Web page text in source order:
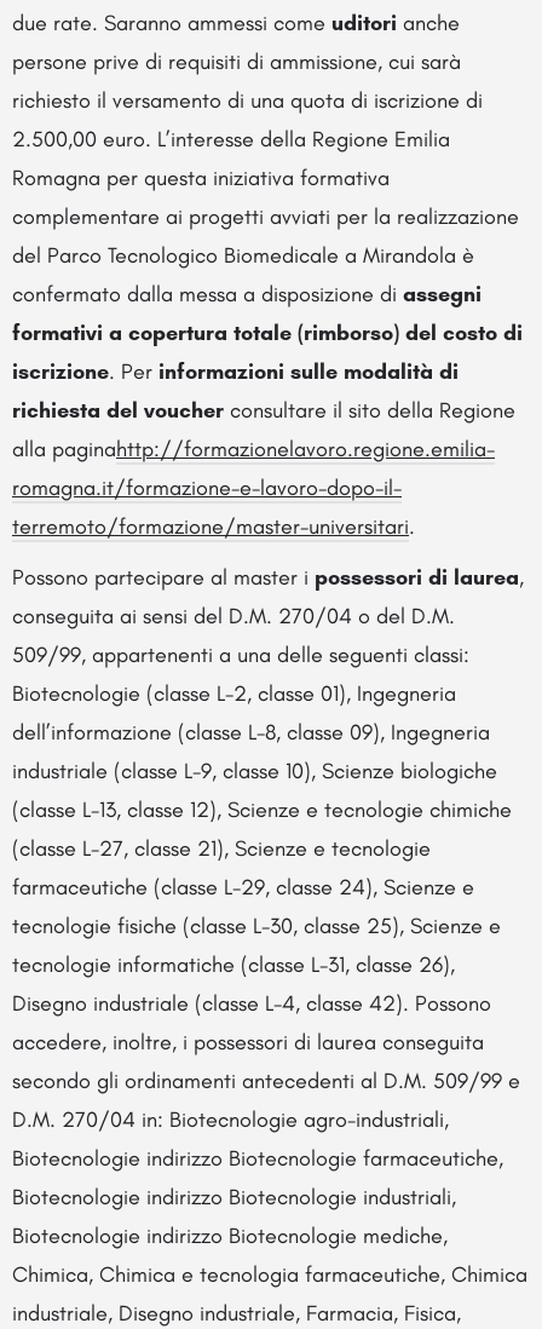
due rate. Saranno ammessi come uditori anche
persone prive di requisiti di ammissione, cui sarà
richiesto il versamento di una quota di iscrizione di
2.500,00 euro. L’interesse della Regione Emilia
Romagna per questa iniziativa formativa
complementare ai progetti avviati per la realizzazione
del Parco Tecnologico Biomedicale a Mirandola è
confermato dalla messa a disposizione di assegni
formativi a copertura totale (rimborso) del costo di
iscrizione. Per informazioni sulle modalità di
richiesta del voucher consultare il sito della Regione
alla paginahttp://formazionelavoro.regione.emilia-
romagna.it/formazione-e-lavoro-dopo-il-
terremoto/formazione/master-universitari.
Possono partecipare al master i possessori di laurea,
conseguita ai sensi del D.M. 270/04 o del D.M.
509/99, appartenenti a una delle seguenti classi:
Biotecnologie (classe L-2, classe 01), Ingegneria
dell’informazione (classe L-8, classe 09), Ingegneria
industriale (classe L-9, classe 10), Scienze biologiche
(classe L-13, classe 12), Scienze e tecnologie chimiche
(classe L-27, classe 21), Scienze e tecnologie
farmaceutiche (classe L-29, classe 24), Scienze e
tecnologie fisiche (classe L-30, classe 25), Scienze e
tecnologie informatiche (classe L-31, classe 26),
Disegno industriale (classe L-4, classe 42). Possono
accedere, inoltre, i possessori di laurea conseguita
secondo gli ordinamenti antecedenti al D.M. 509/99 e
D.M. 270/04 in: Biotecnologie agro-industriali,
Biotecnologie indirizzo Biotecnologie farmaceutiche,
Biotecnologie indirizzo Biotecnologie industriali,
Biotecnologie indirizzo Biotecnologie mediche,
Chimica, Chimica e tecnologia farmaceutiche, Chimica
industriale, Disegno industriale, Farmacia, Fisica,